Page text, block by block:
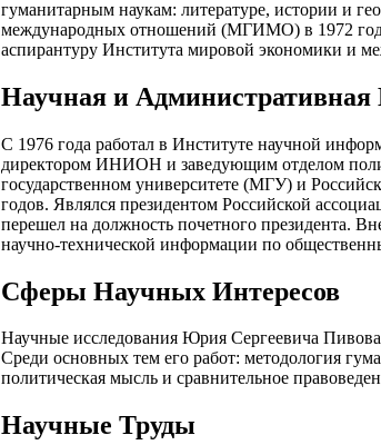
гуманитарным наукам: литературе, истории и
международных отношений (МГИМО) в 1972
аспирантуру Института мировой экономики
Научная и Административная
С 1976 года работал в Институте научной
директором ИНИОН и заведующим отделом
государственном университете (МГУ) и
годов. Являлся президентом Российской
перешел на должность почетного президента.
научно-технической информации по
Сферы Научных Интересов
Научные исследования Юрия Сергеевича
Среди основных тем его работ: методология
политическая мысль и сравнительное
Научные Труды